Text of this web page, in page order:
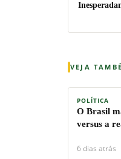
VEJA
POLÍTICA
O Brasil
versus a
6 dias atrás